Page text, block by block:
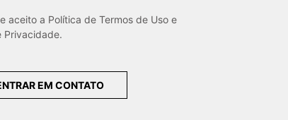
aceito a Política de Termos de Uso e
Privacidade.
EM CONTATO